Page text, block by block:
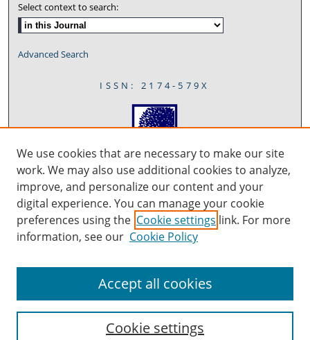
Select context to search:
Advanced Search
ISSN: 2174-579X
We use cookies that are necessary to make our site
work. We may also use additional cookies to analyze,
improve, and personalize our content and your
digital experience. You can manage your cookie
preferences using the Cookie settings link. For more
information, see our Cookie Policy
Cookie settings
Accept all cookies